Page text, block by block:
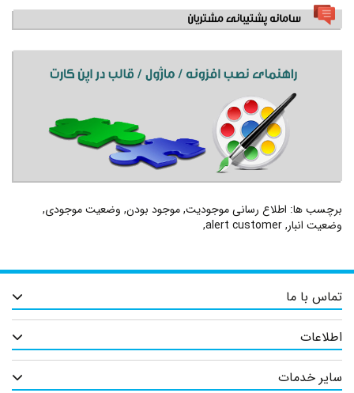
برچسب ها: اطلاع رسانی موجودیت,موجود بودن, وضعیت موجودی,
وضعیت انبار,
alert customer
,
تماس با ما
اطلاعات
سایر خدمات